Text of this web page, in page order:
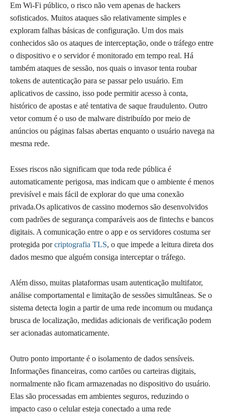
Em Wi-Fi público, o risco não vem apenas de hackers
sofisticados. Muitos ataques são relativamente simples e
exploram falhas básicas de configuração. Um dos mais
conhecidos são os ataques de interceptação, onde o tráfego entre
o dispositivo e o servidor é monitorado em tempo real. Há
também ataques de sessão, nos quais o invasor tenta roubar
tokens de autenticação para se passar pelo usuário. Em
aplicativos de cassino, isso pode permitir acesso à conta,
histórico de apostas e até tentativa de saque fraudulento. Outro
vetor comum é o uso de malware distribuído por meio de
anúncios ou páginas falsas abertas enquanto o usuário navega na
mesma rede.
Esses riscos não significam que toda rede pública é
automaticamente perigosa, mas indicam que o ambiente é menos
previsível e mais fácil de explorar do que uma conexão
privada.Os aplicativos de cassino modernos são desenvolvidos
com padrões de segurança comparáveis aos de fintechs e bancos
digitais. A comunicação entre o app e os servidores costuma ser
protegida porcriptografia TLS, o que impede a leitura direta dos
dados mesmo que alguém consiga interceptar o tráfego.
Além disso, muitas plataformas usam autenticação multifator,
análise comportamental e limitação de sessões simultâneas. Se o
sistema detecta login a partir de uma rede incomum ou mudança
brusca de localização, medidas adicionais de verificação podem
ser acionadas automaticamente.
Outro ponto importante é o isolamento de dados sensíveis.
Informações financeiras, como cartões ou carteiras digitais,
normalmente não ficam armazenadas no dispositivo do usuário.
Elas são processadas em ambientes seguros, reduzindo o
impacto caso o celular esteja conectado a uma rede